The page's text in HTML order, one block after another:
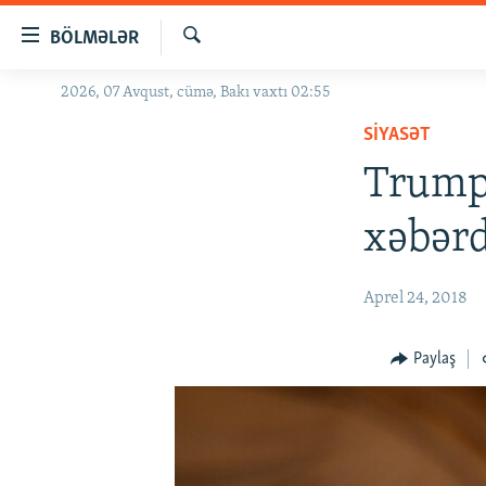
BÖLMƏLƏR
GÜNDƏM
Axtar
2026, 07 Avqust, cümə, Bakı vaxtı 02:55
SIYASƏT
Aprel 24, 2018
Paylaş